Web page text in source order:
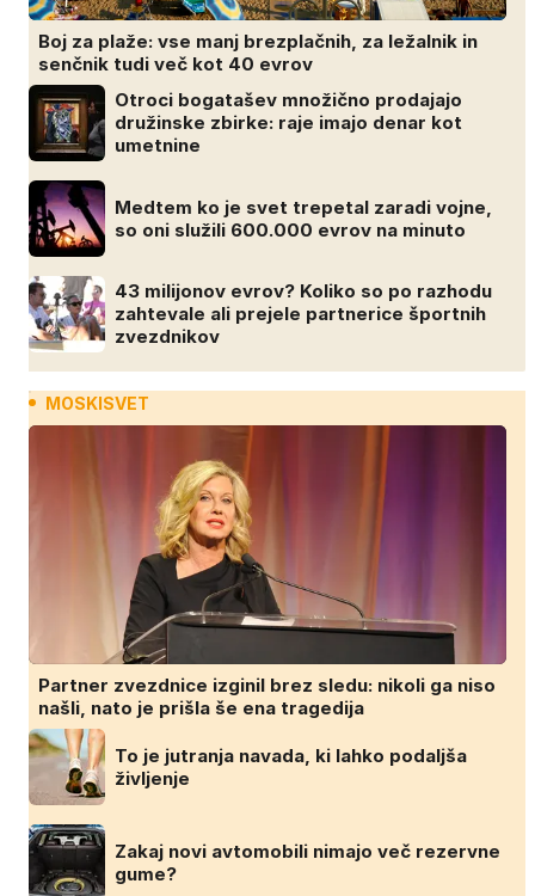
Boj za plaže: vse manj brezplačnih, za ležalnik in
senčnik tudi več kot 40 evrov
Otroci bogatašev množično prodajajo
družinske zbirke: raje imajo denar kot
umetnine
Medtem ko je svet trepetal zaradi vojne,
so oni služili 600.000 evrov na minuto
43 milijonov evrov? Koliko so po razhodu
zahtevale ali prejele partnerice športnih
zvezdnikov
MOSKISVET
Partner zvezdnice izginil brez sledu: nikoli ga niso
našli, nato je prišla še ena tragedija
To je jutranja navada, ki lahko podaljša
življenje
Zakaj novi avtomobili nimajo več rezervne
gume?